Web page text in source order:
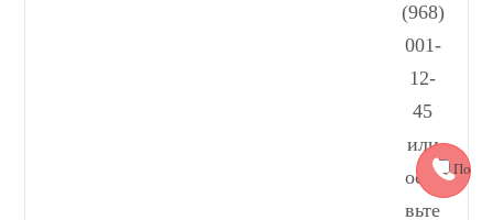
(968)
001-
12-
45
или
оста
вьте